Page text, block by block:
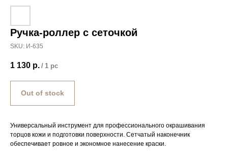
Ручка-роллер с сеточкой
SKU: И-635
1 130 р. / 1 pc
Out of stock
Универсальный инструмент для профессионального окрашивания
торцов кожи и подготовки поверхности. Сетчатый наконечник
обеспечивает ровное и экономное нанесение краски.